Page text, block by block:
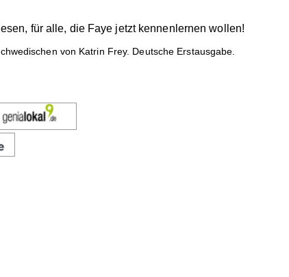
für alle, die Faye jetzt kennenlernen wollen!
von Katrin Frey. Deutsche Erstausgabe.